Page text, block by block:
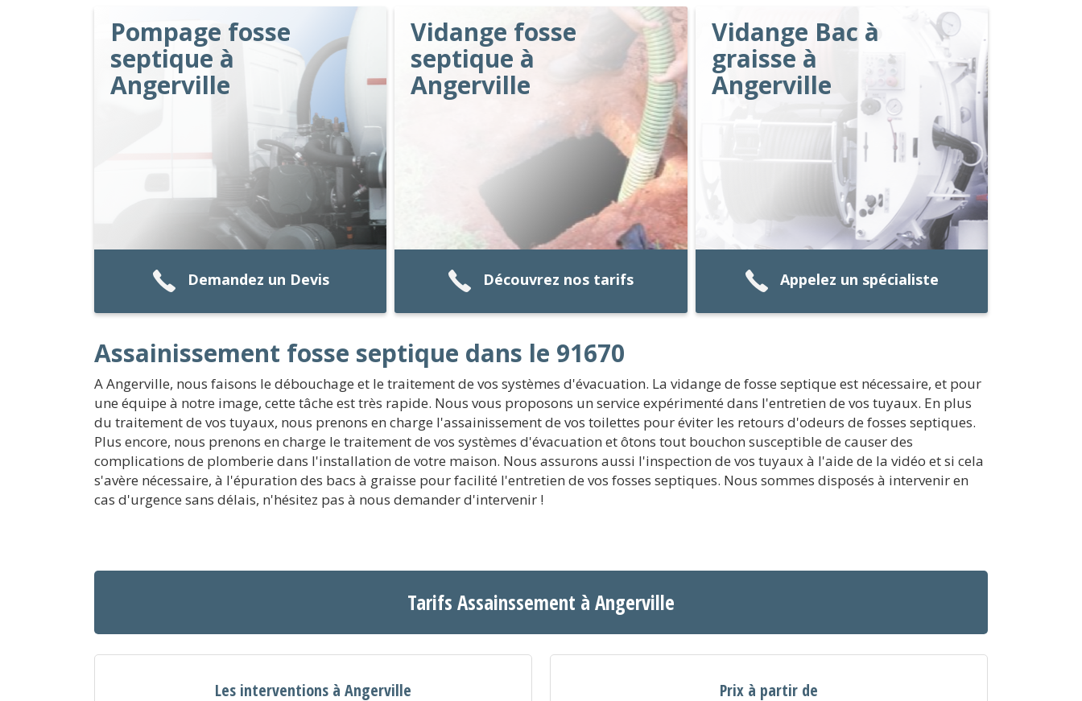
Pompage fosse
septique à
Angerville
Demandez un Devis
Vidange fosse
septique à
Angerville
Découvrez nos tarifs
Vidange Bac à
graisse à
Angerville
Appelez un spécialiste
Assainissement fosse septique dans le 91670
A Angerville, nous faisons le débouchage et le traitement de vos systèmes d'évacuation. La vidange de fosse septique est nécessaire, et pour
une équipe à notre image, cette tâche est très rapide. Nous vous proposons un service expérimenté dans l'entretien de vos tuyaux. En plus
du traitement de vos tuyaux, nous prenons en charge l'assainissement de vos toilettes pour éviter les retours d'odeurs de fosses septiques.
Plus encore, nous prenons en charge le traitement de vos systèmes d'évacuation et ôtons tout bouchon susceptible de causer des
complications de plomberie dans l'installation de votre maison. Nous assurons aussi l'inspection de vos tuyaux à l'aide de la vidéo et si cela
s'avère nécessaire, à l'épuration des bacs à graisse pour facilité l'entretien de vos fosses septiques. Nous sommes disposés à intervenir en
cas d'urgence sans délais, n'hésitez pas à nous demander d'intervenir !
Tarifs Assainssement à Angerville
Les interventions à Angerville Prix à partir de